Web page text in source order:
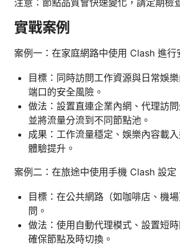
實戰案例
案例一：在家庭網路中使用 Clash 進行
目標：同時訪問工作資源與日常娛
端口的安全風險。
做法：設置直連企業內網、代理訪問
並將流量分流到不同節點池。
成果：工作流量穩定、娛樂內容載
體驗提升。
案例二：在旅途中使用手機 Clash 設定
目標：在公共網路（如咖啡店、機
問。
做法：使用自動代理模式、設置短時
確保節點及時切換。